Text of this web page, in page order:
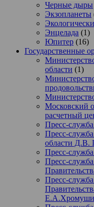
Черные дыры
Экзопланеты
Энцелада (1)
Юпитер (16)
Государственные
области (1)
Московский
расчетный
Пресс-
Пресс-
области Д.В.
Пресс-
Пресс-служба
Пресс-служба